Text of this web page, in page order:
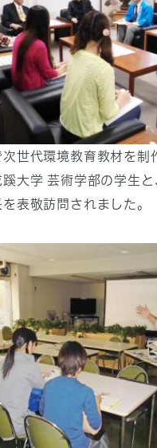
次世代環境教育教材を制
蹊大学 芸術学部の学生
表敬訪問されました。